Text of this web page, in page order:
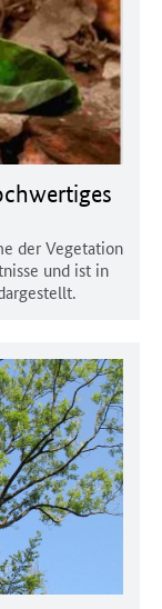
der Vegetation
und ist in